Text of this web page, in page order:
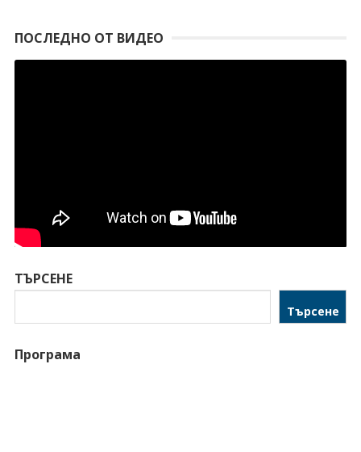
ПОСЛЕДНО ОТ ВИДЕО
ТЪРСЕНЕ
Търсене
Програма